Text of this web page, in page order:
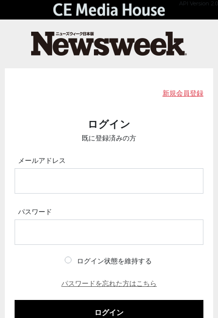
API Version 2.0
新規会員登録
ログイン
既に登録済みの方
メールアドレス
パスワード
ログイン状態を維持する
パスワードを忘れた方はこちら
ログイン